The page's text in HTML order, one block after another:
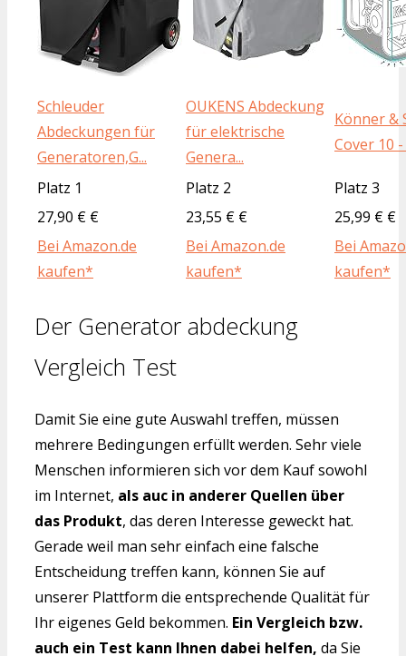
Schleuder
Abdeckungen für
Generatoren,G...
OUKENS Abdeckung
für elektrische
Genera...
Könner &
Cover 10
Platz 1 Platz 2
Platz 3
27,90 € €
23,55 € €
25,99 € €
Bei Amazon.de
kaufen*
Bei Amazon.de
kaufen*
Bei
kaufen*
Der Generator abdeckung
Vergleich Test
Damit Sie eine gute Auswahl treffen, müssen
mehrere Bedingungen erfüllt werden. Sehr viele
Menschen informieren sich vor dem Kauf sowohl
im Internet, als auc in anderer Quellen über
das Produkt, das deren Interesse geweckt hat.
Gerade weil man sehr einfach eine falsche
Entscheidung treffen kann, können Sie auf
unserer Plattform die entsprechende Qualität für
Ihr eigenes Geld bekommen. Ein Vergleich bzw.
auch ein Test kann Ihnen dabei helfen, da Sie